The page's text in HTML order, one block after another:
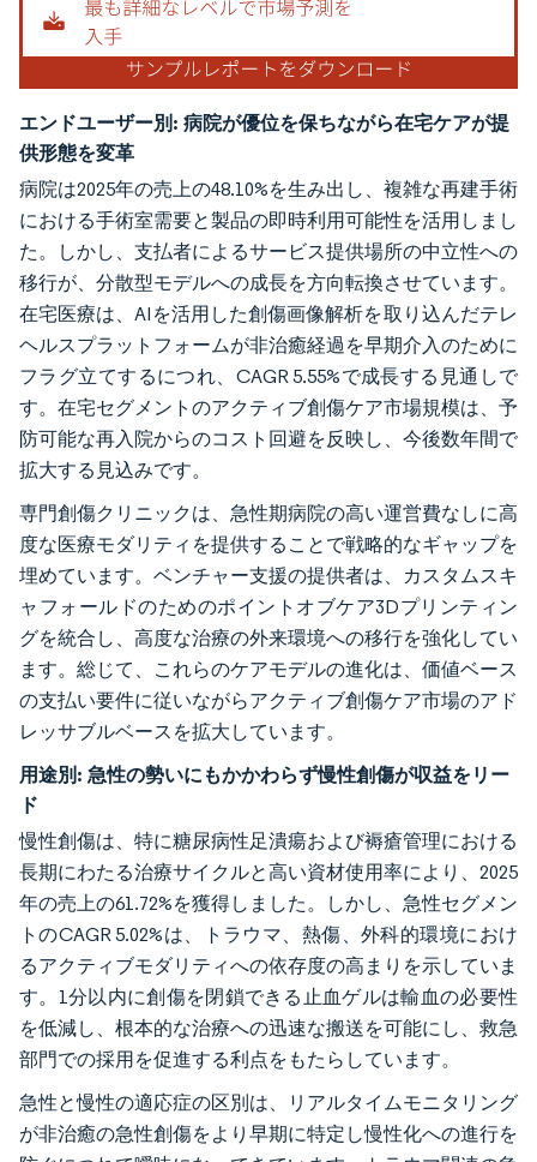
エンドユーザー別: 病院が優位を保ちながら在宅ケアが提
供形態を変革
病院は2025年の売上の48.10%を生み出し、複雑な再建手術
における手術室需要と製品の即時利用可能性を活用しまし
た。しかし、支払者によるサービス提供場所の中立性への
移行が、分散型モデルへの成長を方向転換させています。
在宅医療は、AIを活用した創傷画像解析を取り込んだテレ
ヘルスプラットフォームが非治癒経過を早期介入のために
フラグ立てするにつれ、CAGR 5.55%で成長する見通しで
す。在宅セグメントのアクティブ創傷ケア市場規模は、予
防可能な再入院からのコスト回避を反映し、今後数年間で
拡大する見込みです。
専門創傷クリニックは、急性期病院の高い運営費なしに高
度な医療モダリティを提供することで戦略的なギャップを
埋めています。ベンチャー支援の提供者は、カスタムスキ
ャフォールドのためのポイントオブケア3Dプリンティン
グを統合し、高度な治療の外来環境への移行を強化してい
ます。総じて、これらのケアモデルの進化は、価値ベース
の支払い要件に従いながらアクティブ創傷ケア市場のアド
レッサブルベースを拡大しています。
用途別: 急性の勢いにもかかわらず慢性創傷が収益をリー
ド
慢性創傷は、特に糖尿病性足潰瘍および褥瘡管理における
長期にわたる治療サイクルと高い資材使用率により、2025
年の売上の61.72%を獲得しました。しかし、急性セグメン
トのCAGR 5.02%は、トラウマ、熱傷、外科的環境におけ
るアクティブモダリティへの依存度の高まりを示していま
す。1分以内に創傷を閉鎖できる止血ゲルは輸血の必要性
を低減し、根本的な治療への迅速な搬送を可能にし、救急
部門での採用を促進する利点をもたらしています。
急性と慢性の適応症の区別は、リアルタイムモニタリング
が非治癒の急性創傷をより早期に特定し慢性化への進行を